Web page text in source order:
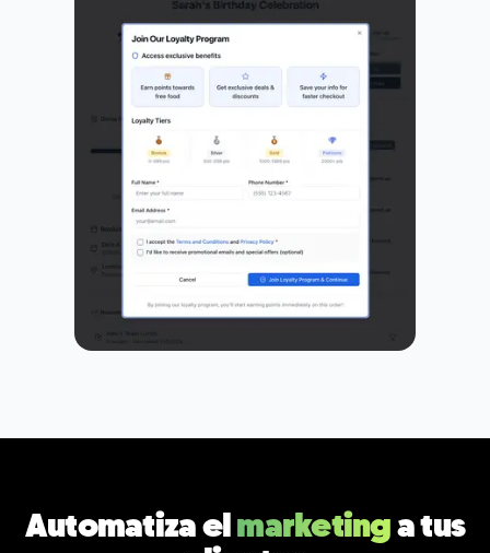
Automatiza elmarketinga tus